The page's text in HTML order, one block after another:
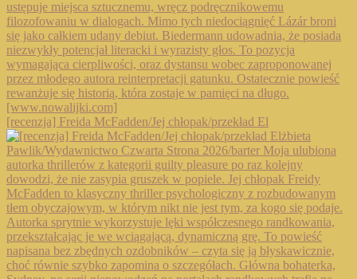
[recenzja] Freida McFadden/Jej chłopak/przekład El